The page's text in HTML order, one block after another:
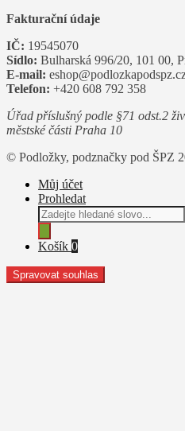
Fakturační údaje
IČ: 19545070
Sídlo: Bulharská 996/20, 101 00,
E-mail:
Telefon: +420 608 792 358
Úřad příslušný podle §71 odst.2
městské části Praha 10
© Podložky, podznačky pod ŠPZ
Můj účet
Prohledat
Products
search
Košík 0
Spravovat souhlas